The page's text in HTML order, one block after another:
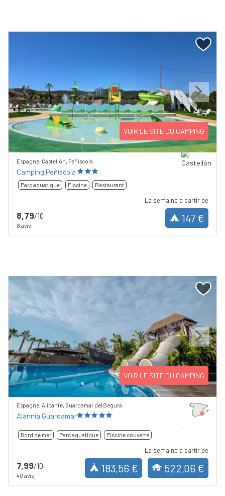
Previous Next
VOIR LE SITE DU CAMPING
Espagne, Castellón, Peñíscola
Camping Peñíscola
Parc aquatique Piscine Restaurant
8,79/10
8 avis
La semaine à partir de
147 €
Previous Next
VOIR LE SITE DU CAMPING
Espagne, Alicante, Guardamar del Segura
Alannia Guardamar
Bord de mer Parc aquatique Piscine couverte
7,99/10
40 avis
La semaine à partir de
183,56 € 522,06 €